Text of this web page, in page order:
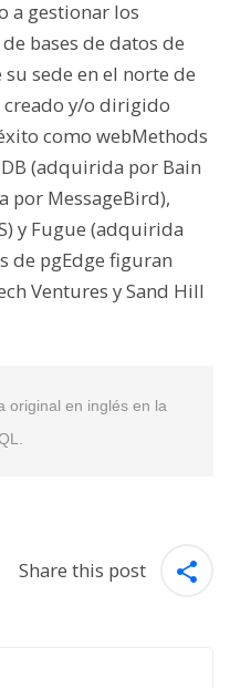
a gestionar los
bases de datos de
sede en el norte de
y/o dirigido
como webMethods
(adquirida por Bain
por MessageBird),
y Fugue (adquirida
de pgEdge figuran
Ventures y Sand Hill
original en inglés en la
Share this post